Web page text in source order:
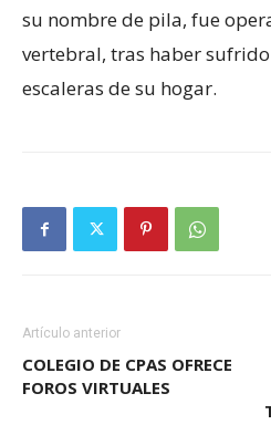
su nombre de pila, fue
vertebral, tras haber
escaleras de su hogar.
Artículo anterior
COLEGIO DE CPAS OFRECE
FOROS VIRTUALES